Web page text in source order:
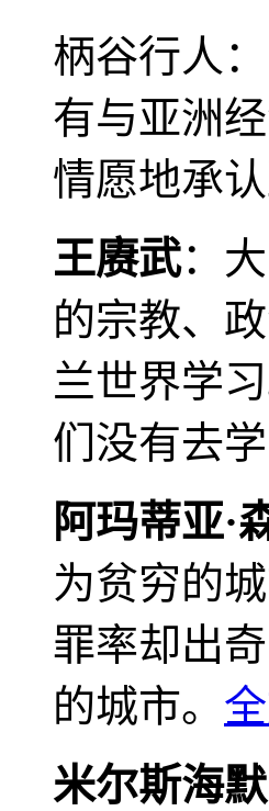
柄谷行人
有与亚洲
情愿地承
王赓武：
的宗教、
兰世界学
们没有去
阿玛蒂亚·
为贫穷的
罪率却出
的城市。
米尔斯海默